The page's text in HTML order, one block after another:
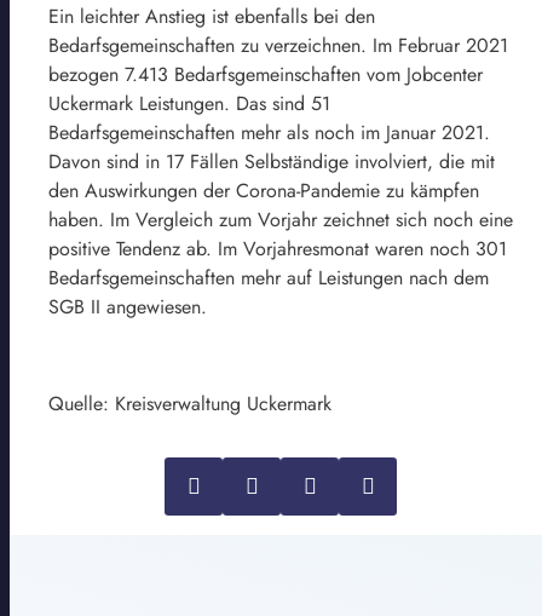
Ein leichter Anstieg ist ebenfalls bei den
Bedarfsgemeinschaften zu verzeichnen. Im Februar 2021
bezogen 7.413 Bedarfsgemeinschaften vom Jobcenter
Uckermark Leistungen. Das sind 51
Bedarfsgemeinschaften mehr als noch im Januar 2021.
Davon sind in 17 Fällen Selbständige involviert, die mit
den Auswirkungen der Corona-Pandemie zu kämpfen
haben. Im Vergleich zum Vorjahr zeichnet sich noch eine
positive Tendenz ab. Im Vorjahresmonat waren noch 301
Bedarfsgemeinschaften mehr auf Leistungen nach dem
SGB II angewiesen.
Quelle: Kreisverwaltung Uckermark